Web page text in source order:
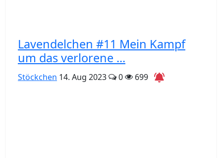
Lavendelchen #11 Mein Kampf
um das verlorene ...
Stöckchen 14. Aug 2023 0 699